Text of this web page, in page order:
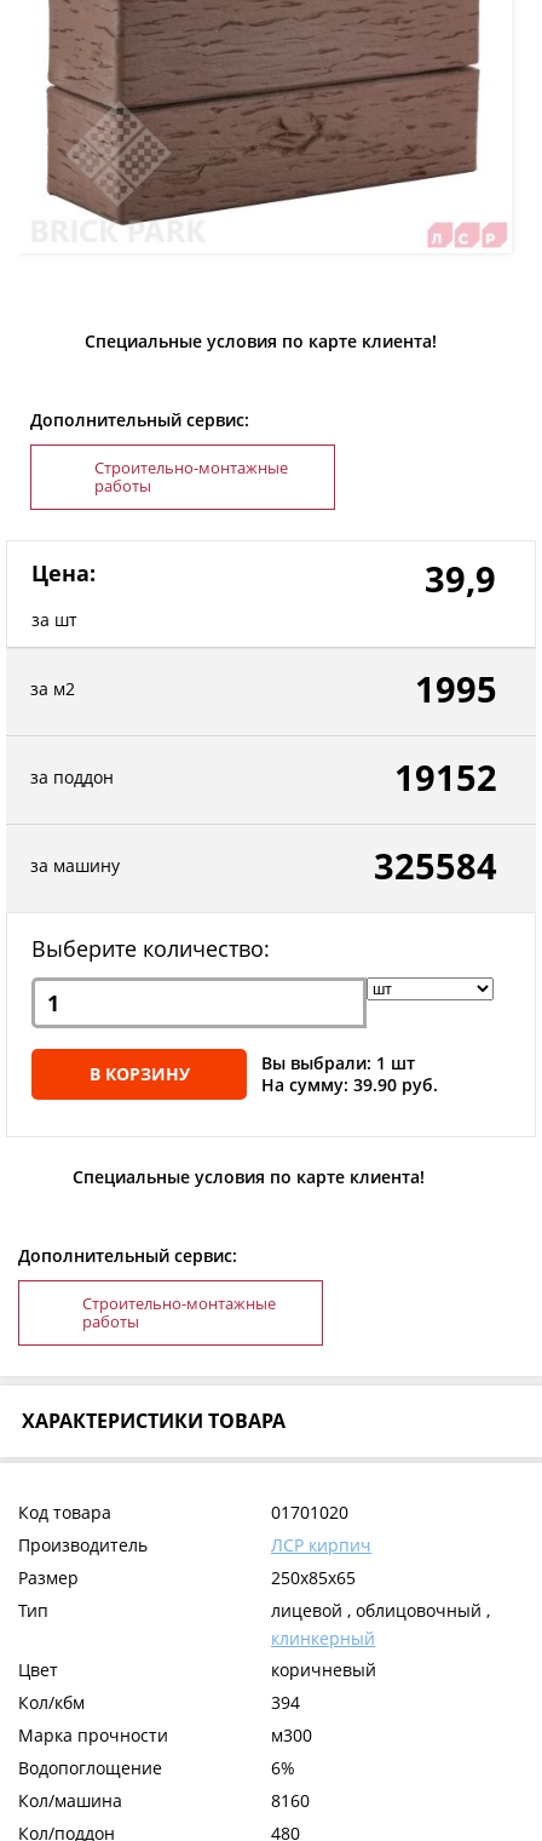
Специальные условия по карте клиента!
Дополнительный сервис:
Строительно-монтажные
работы
Цена:
за шт
39,9
за м2 1995
за поддон 19152
за машину 325584
Выберите количество:
В КОРЗИНУ
Вы выбрали: 1 шт
На сумму: 39.90 руб.
Специальные условия по карте клиента!
Дополнительный сервис:
Строительно-монтажные
работы
ХАРАКТЕРИСТИКИ ТОВАРА
Код товара
01701020
Производитель
ЛСР кирпич
Размер
250x85x65
Тип
лицевой , облицовочный ,
клинкерный
Цвет
коричневый
Кол/кбм
394
Марка прочности
м300
Водопоглощение
6%
Кол/машина
8160
Кол/поддон
480